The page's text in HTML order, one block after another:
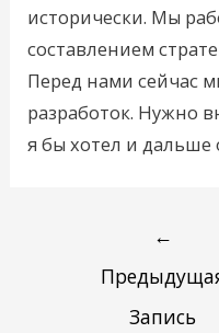
исторически. Мы
составлением
Перед нами сейчас
разработок. Нужно
я бы хотел и дальше
←
Запись